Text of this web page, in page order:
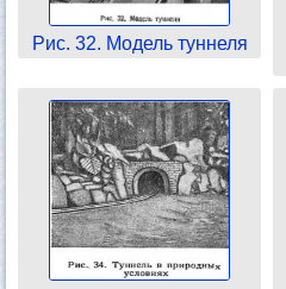
Рис. 32. Модель туннеля